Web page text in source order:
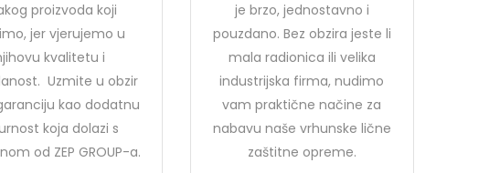
proizvoda koji
jer vjerujemo u
kvalitetu i
Uzmite u obzir
kao dodatnu
koja dolazi s
od ZEP GROUP-a.
je brzo, jednostavno i
pouzdano. Bez obzira jeste li
mala radionica ili velika
industrijska firma, nudimo
vam praktične načine za
nabavu naše vrhunske lične
zaštitne opreme.